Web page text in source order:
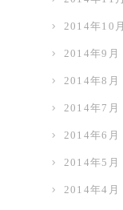
2014年10月
2014年9月
2014年8月
2014年7月
2014年6月
2014年5月
2014年4月